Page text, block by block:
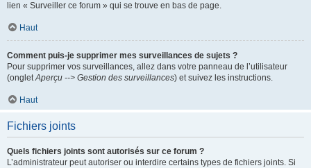
lien « Surveiller ce forum » qui se trouve en bas de page.
Haut
Comment puis-je supprimer mes surveillances de sujets ?
Pour supprimer vos surveillances, allez dans votre panneau de l’utilisateur
(ongletAperçu --> Gestion des surveillances) et suivez les instructions.
Haut
Fichiers joints
Quels fichiers joints sont autorisés sur ce forum ?
L’administrateur peut autoriser ou interdire certains types de fichiers joints. Si